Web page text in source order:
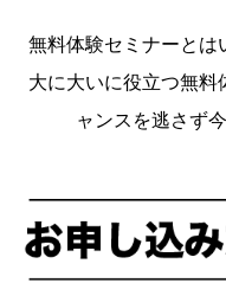
無料体験セミナーとは
大に大いに役立つ無料
ャンスを逃さず